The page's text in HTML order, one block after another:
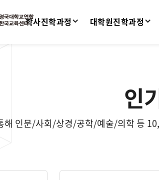
학사진학과정 대학원진학과정
인
해 인문/사회/상경/공학/예술/의학 등